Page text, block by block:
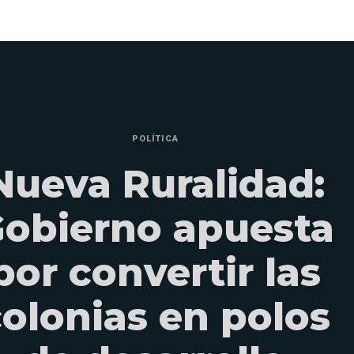
POLÍTICA
Ruralidad:
apuesta
convertir las
en polos